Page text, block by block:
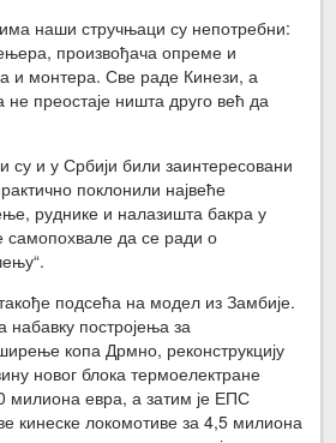
наши стручњаци су непотребни:
произвођача опреме и
и монтера. Све раде Кинези, а
преостаје ништа друго већ да
су и у Србији били заинтересовани
поклонили највеће
руднике и налазишта бакра у
самопохвале да се ради о
подсећа на модел из Замбије.
набавку постројења за
копа Дрмно, реконструкцију
новог блока термоелектране
милиона евра, а затим је ЕПС
кинеске локомотиве за 4,5 милиона